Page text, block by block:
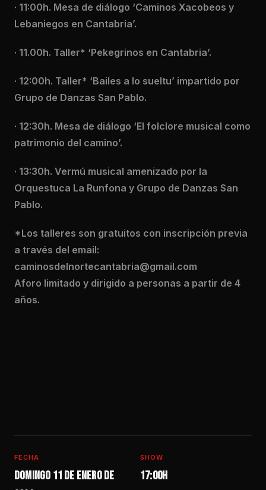
· 11:00h. Mesa de diálogo ‘Caminos Xacobeos y
Lebaniegos en Cantabria’.
· 11.00h. Taller* ‘Pekegrinos en Cantabria’.
· 12:00h. Taller* ‘Bailes a lo sueltu’ impartido por
Grupo de Danzas San Pablo.
· 12:30h. Mesa de diálogo ‘El folclore musical como
patrimonio del camino’.
· 13:30h. Vermú musical amenizado por la
Orquestuca La Runfona y Grupo de Danzas San
Pablo.
*Los talleres son gratuitos con inscripción previa
a través del email:
caminosdelnortecantabria@gmail.com
Aforo limitado y dirigido a personas a partir de 4
años.
FECHA
Domingo 11 de enero de
SHOW
17:00h